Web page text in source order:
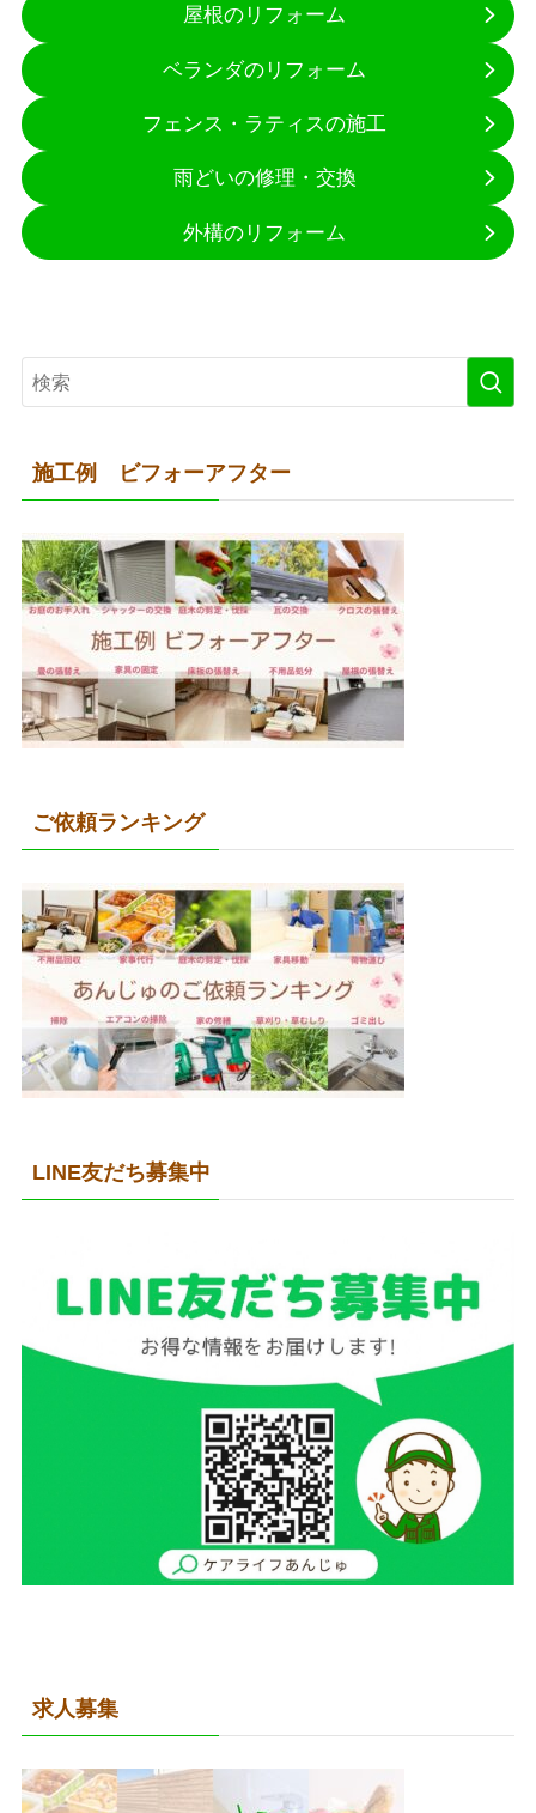
屋根のリフォーム
ベランダのリフォーム
フェンス・ラティスの施工
雨どいの修理・交換
外構のリフォーム
施工例 ビフォーアフター
ご依頼ランキング
LINE友だち募集中
求人募集